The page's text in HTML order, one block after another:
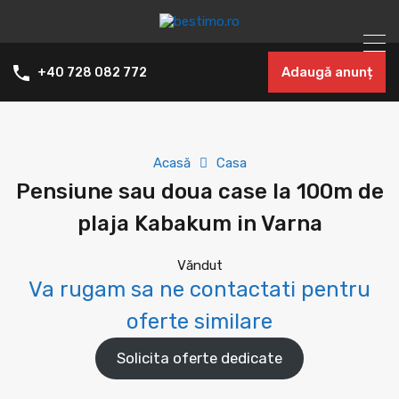
+40 728 082 772 Adaugă anunț
Acasă Casa
Pensiune sau doua case la 100m de
plaja Kabakum in Varna
Văndut
Va rugam sa ne contactati pentru
oferte similare
Solicita oferte dedicate